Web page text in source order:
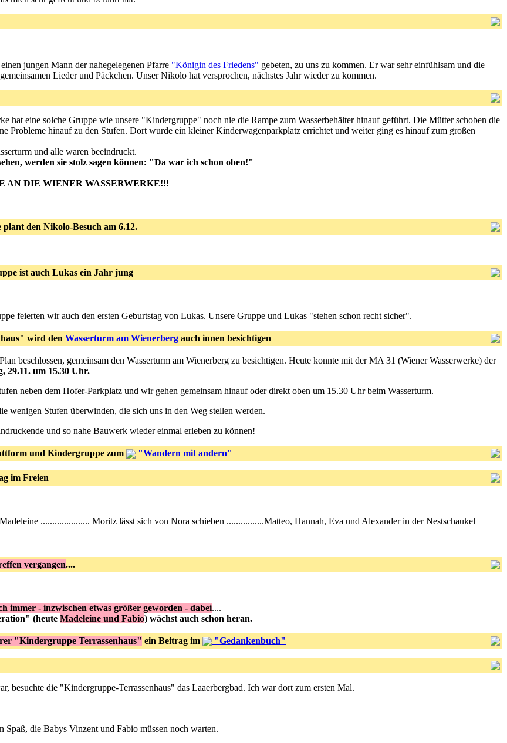
jungen Mann der nahegelegenen Pfarre "Königin des Friedens" gebeten, zu uns zu kommen. Er war sehr einfühlsam und die
Lieder und Päckchen. Unser Nikolo hat versprochen, nächstes Jahr wieder zu kommen.
hat eine solche Gruppe wie unsere "Kindergruppe" noch nie die Rampe zum Wasserbehälter hinauf geführt. Die Mütter schoben die
Probleme hinauf zu den Stufen. Dort wurde ein kleiner Kinderwagenparkplatz errichtet und weiter ging es hinauf zum großen
und alle waren beeindruckt.
werden sie stolz sagen können: "Da war ich schon oben!"
AN DIE WIENER WASSERWERKE!!!
den Nikolo-Besuch am 6.12.
ist auch Lukas ein Jahr jung
feierten wir auch den ersten Geburtstag von Lukas. Unsere Gruppe und Lukas "stehen schon recht sicher".
wird den Wasserturm am Wienerberg auch innen besichtigen
beschlossen, gemeinsam den Wasserturm am Wienerberg zu besichtigen. Heute konnte mit der MA 31 (Wiener Wasserwerke) der
29.11. um 15.30 Uhr.
neben dem Hofer-Parkplatz und wir gehen gemeinsam hinauf oder direkt oben um 15.30 Uhr beim Wasserturm.
wenigen Stufen überwinden, die sich uns in den Weg stellen werden.
und so nahe Bauwerk wieder einmal erleben zu können!
und Kindergruppe zum "Wandern mit andern"
im Freien
..................... Moritz lässt sich von Nora schieben ................Matteo, Hannah, Eva und Alexander in der Nestschaukel
vergangen....
immer - inzwischen etwas größer geworden - dabei....
(heute Madeleine und Fabio) wächst auch schon heran.
"Kindergruppe Terrassenhaus" ein Beitrag im "Gedankenbuch"
besuchte die "Kindergruppe-Terrassenhaus" das Laaerbergbad. Ich war dort zum ersten Mal.
die Babys Vinzent und Fabio müssen noch warten.